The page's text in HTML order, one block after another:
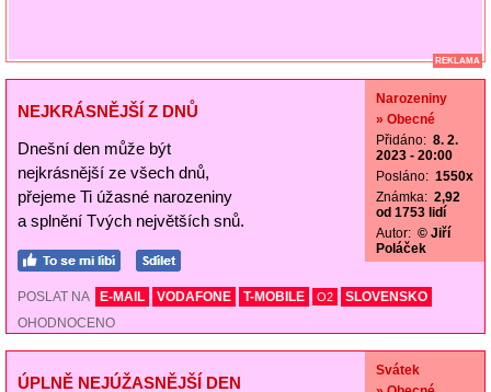
REKLAMA
NEJKRÁSNĚJŠÍ Z DNŮ
Dnešní den může být
nejkrásnější ze všech dnů,
přejeme Ti úžasné narozeniny
a splnění Tvých největších snů.
Narozeniny
» Obecné
Přidáno: 8. 2.
2023 - 20:00
Posláno: 1550x
Známka: 2,92
od 1753 lidí
Autor: © Jiří
Poláček
POSLAT NA E-MAIL VODAFONE T-MOBILE O2
SLOVENSKO
OHODNOCENO
ÚPLNĚ NEJÚŽASNĚJŠÍ DEN
Svátek